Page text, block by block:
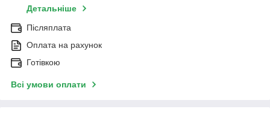
Детальніше
Післяплата
Оплата на рахунок
Готівкою
Всі умови оплати